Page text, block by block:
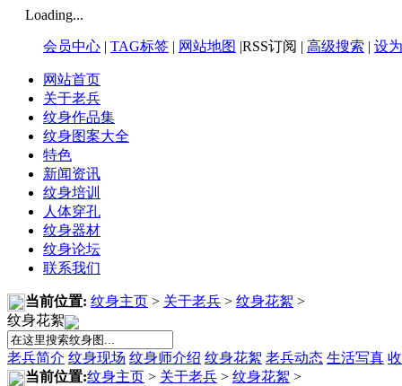
Loading...
会员中心 | TAG标签 | 网站地图 |RSS订阅 | 高级搜索 | 设
网站首页
关于老兵
纹身作品集
纹身图案大全
特色
新闻资讯
纹身培训
人体穿孔
纹身器材
纹身论坛
联系我们
当前位置: 纹身主页 > 关于老兵 > 纹身花絮 >
纹身花絮
老兵简介 纹身现场 纹身师介绍 纹身花絮 老兵动态 生活写真
当前位置:纹身主页 > 关于老兵 > 纹身花絮 >